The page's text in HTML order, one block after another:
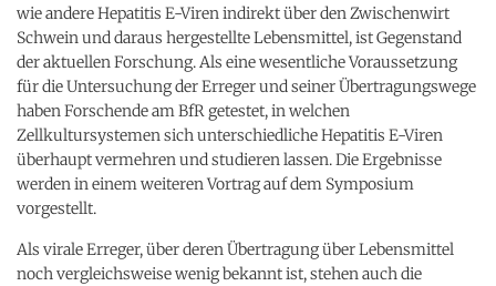
wie andere Hepatitis E-Viren indirekt über den Zwischenwirt
Schwein und daraus hergestellte Lebensmittel, ist Gegenstand
der aktuellen Forschung. Als eine wesentliche Voraussetzung
für die Untersuchung der Erreger und seiner Übertragungswege
haben Forschende am BfR getestet, in welchen
Zellkultursystemen sich unterschiedliche Hepatitis E-Viren
überhaupt vermehren und studieren lassen. Die Ergebnisse
werden in einem weiteren Vortrag auf dem Symposium
vorgestellt.
Als virale Erreger, über deren Übertragung über Lebensmittel
noch vergleichsweise wenig bekannt ist, stehen auch die